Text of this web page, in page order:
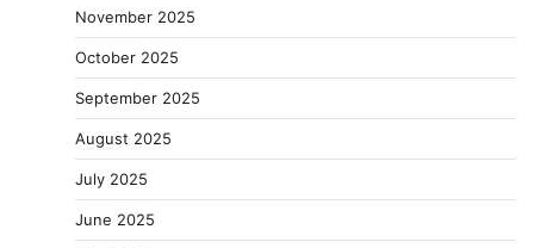
November 2025
October 2025
September 2025
August 2025
July 2025
June 2025